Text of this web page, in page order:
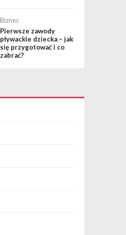
Biznes
Pierwsze zawody
pływackie dziecka – jak
się przygotować i co
zabrać?